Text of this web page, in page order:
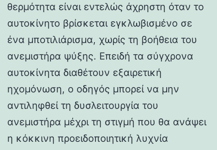
θερμότητα είναι εντελώς άχρηστη όταν το
αυτοκίνητο βρίσκεται εγκλωβισμένο σε
ένα μποτιλιάρισμα, χωρίς τη βοήθεια του
ανεμιστήρα ψύξης. Επειδή τα σύγχρονα
αυτοκίνητα διαθέτουν εξαιρετική
ηχομόνωση, ο οδηγός μπορεί να μην
αντιληφθεί τη δυσλειτουργία του
ανεμιστήρα μέχρι τη στιγμή που θα ανάψει
η κόκκινη προειδοποιητική λυχνία